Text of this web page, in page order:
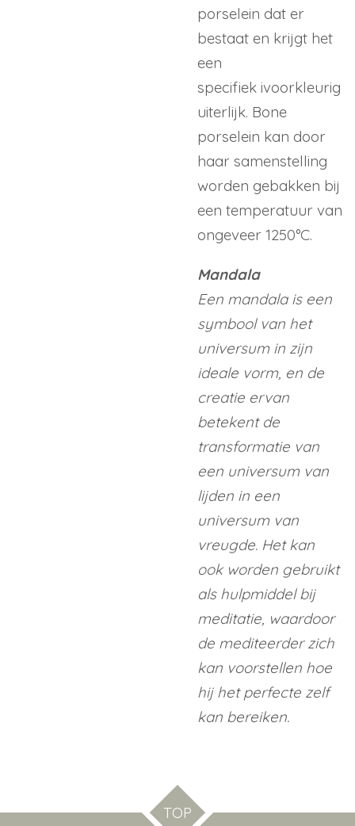
porselein dat er
bestaat en krijgt het
een
specifiek ivoorkleurig
uiterlijk. Bone
porselein kan door
haar samenstelling
worden gebakken bij
een temperatuur van
ongeveer 1250°C.
Mandala
Een mandala is een
symbool van het
universum in zijn
ideale vorm, en de
creatie ervan
betekent de
transformatie van
een universum van
lijden in een
universum van
vreugde. Het kan
ook worden gebruikt
als hulpmiddel bij
meditatie, waardoor
de mediteerder zich
kan voorstellen hoe
hij het perfecte zelf
kan bereiken.
TOP